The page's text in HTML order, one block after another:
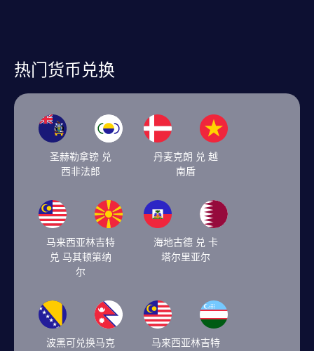
热门货币兑换
圣赫勒拿镑 兑
西非法郎
丹麦克朗 兑 越
南盾
马来西亚林吉特
兑 马其顿第纳
尔
海地古德 兑 卡
塔尔里亚尔
波黑可兑换马克
马来西亚林吉特